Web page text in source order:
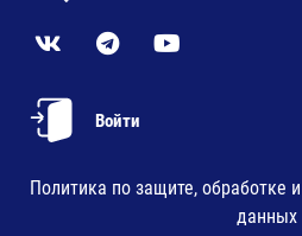
Войти
Политика по защите, обработке
данных